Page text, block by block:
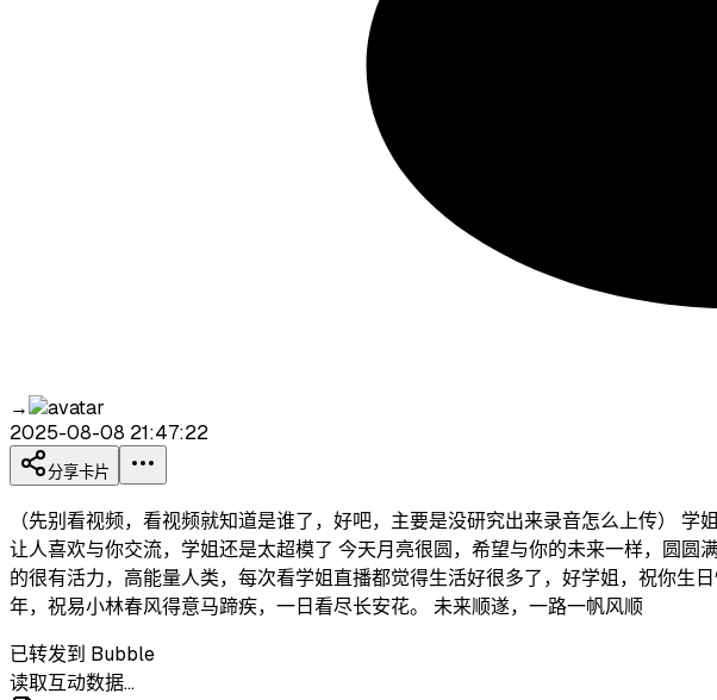
→
2025-08-08 21:47:22
分享卡片
（先别看视频，看视频就知道是谁了，好吧，主要是没研究出来录音怎么上传）
让人喜欢与你交流，学姐还是太超模了 今天月亮很圆，希望与你的未来一样，圆
的很有活力，高能量人类，每次看学姐直播都觉得生活好很多了，好学姐，祝你
年，祝易小林春风得意马蹄疾，一日看尽长安花。 未来顺遂，一路一帆风顺
已转发到 Bubble
读取互动数据…